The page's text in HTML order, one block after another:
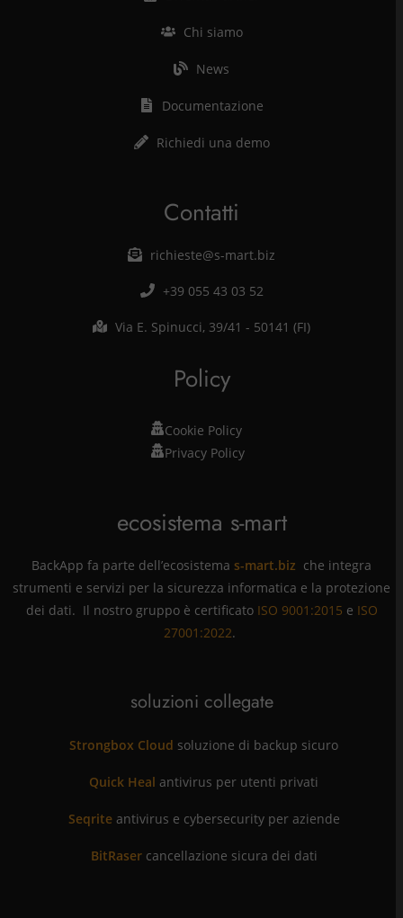
Chi siamo
News
Documentazione
Richiedi una demo
Contatti
richieste@s-mart.biz
+39 055 43 03 52
Via E. Spinucci, 39/41 - 50141 (FI)
Policy
Cookie Policy
Privacy Policy
ecosistema s-mart
BackApp fa parte dell’ecosistema s-mart.biz che integra
strumenti e servizi per la sicurezza informatica e la protezione
dei dati. Il nostro gruppo è certificatoISO 9001:2015 e ISO
27001:2022.
soluzioni collegate
Strongbox Cloud soluzione di backup sicuro
Quick Heal antivirus per utenti privati
Seqriteantivirus e cybersecurity per aziende
BitRasercancellazione sicura dei dati